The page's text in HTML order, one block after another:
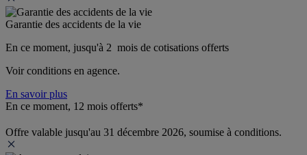
Garantie des accidents de la vie
En ce moment, jusqu'à 2  mois de cotisations offerts
Voir conditions en agence.
En savoir plus
En ce moment, 12 mois offerts*
Offre valable jusqu'au 31 décembre 2026, soumise à conditions.